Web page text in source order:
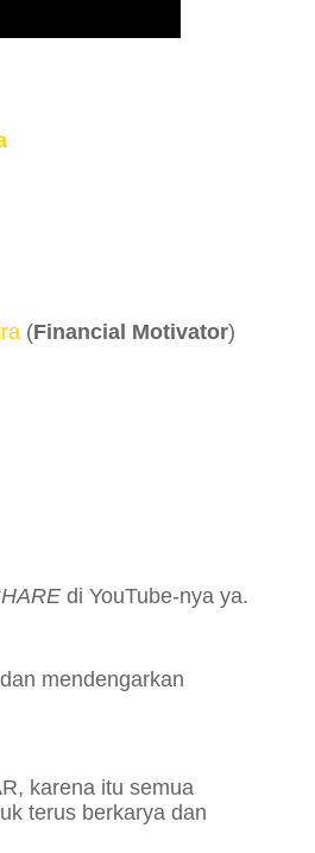
(Financial Motivator)
di YouTube-nya ya.
dan mendengarkan
, karena itu semua
terus berkarya dan